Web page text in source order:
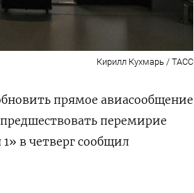
Кирилл Кухмарь / ТАСС
прямое авиасообщение
перемирие
в четверг сообщил